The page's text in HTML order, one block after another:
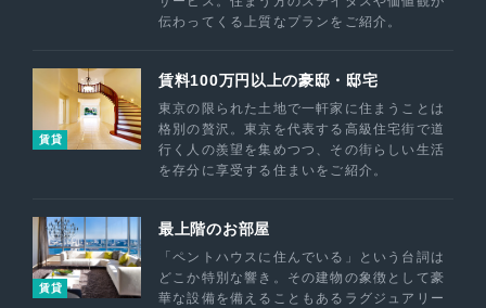
伝わってくる上質なプランをご紹介。
賃貸
賃料100万円以上の豪邸・邸宅
東京の限られた土地で一軒家に住まうことは
格別の贅沢。東京を代表する高級住宅街で道
行く人の羨望を集めつつ、その街らしい生活
を存分に享受する住まいをご紹介。
賃貸
最上階のお部屋
「ペントハウスに住んでいる」という台詞は
どこか特別な響き。その建物の象徴として豪
華な設備を備えることもあるラグジュアリー